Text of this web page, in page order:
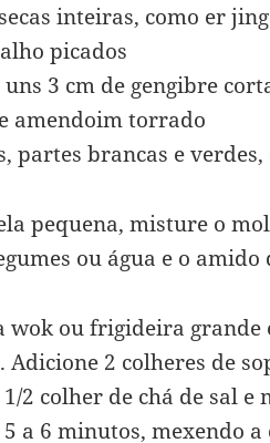
inteiras, como er
picados
uns 3 cm de gengibre
amendoim torrado
partes brancas e
pequena, misture o
ou água e o amido
wok ou frigideira
Adicione 2 colheres de
2 colher de chá de sal
a 6 minutos, mexendo